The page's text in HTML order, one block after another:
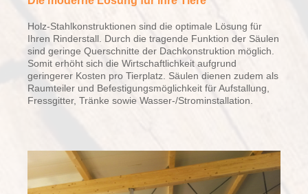
Holz-Stahlkonstruktionen sind die optimale Lösung für
Ihren Rinderstall. Durch die tragende Funktion der Säulen
sind geringe Querschnitte der Dachkonstruktion möglich.
Somit erhöht sich die Wirtschaftlichkeit aufgrund
geringerer Kosten pro Tierplatz. Säulen dienen zudem als
Raumteiler und Befestigungsmöglichkeit für Aufstallung,
Fressgitter, Tränke sowie Wasser-/Strominstallation.